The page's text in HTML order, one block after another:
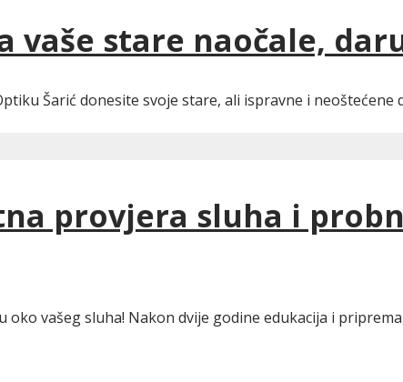
vaše stare naočale,
Šarić donesite svoje stare, ali ispravne i
provjera sluha i
vašeg sluha! Nakon dvije godine edukacija i